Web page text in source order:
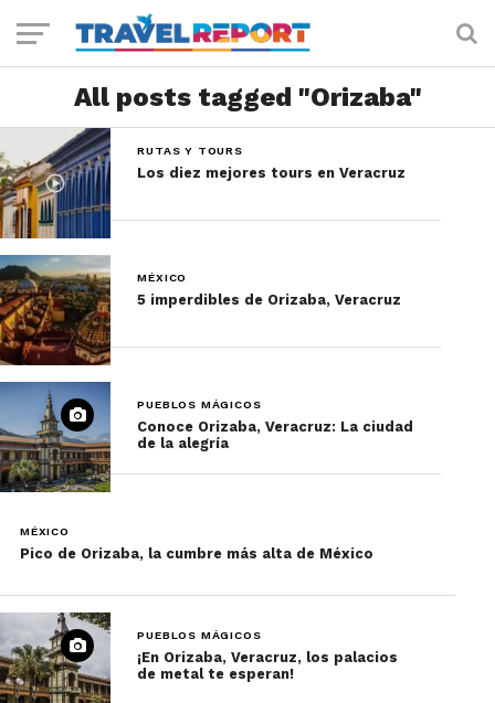
All posts tagged "Orizaba"
RUTAS Y TOURS
Los diez mejores tours en Veracruz
MÉXICO
5 imperdibles de Orizaba, Veracruz
PUEBLOS MÁGICOS
Conoce Orizaba, Veracruz: La ciudad
de la alegría
MÉXICO
Pico de Orizaba, la cumbre más alta de México
PUEBLOS MÁGICOS
¡En Orizaba, Veracruz, los palacios
de metal te esperan!